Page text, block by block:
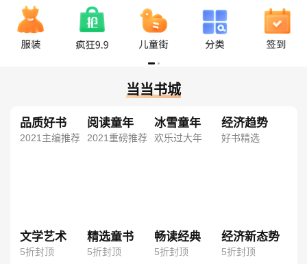
当当书城
品质好书
2021主编推荐
阅读童年
2021重磅推荐
冰雪童年
欢乐过大年
经济趋势
好书精选
文学艺术
5折封顶
精选童书
5折封顶
畅读经典
5折封顶
经济新态势
5折封顶